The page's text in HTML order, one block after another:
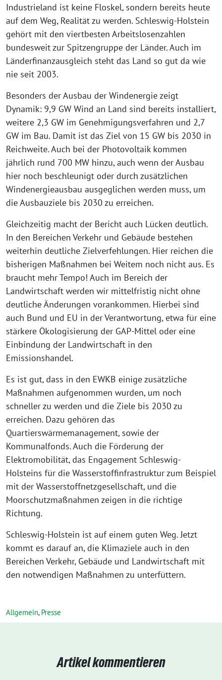
Industrieland ist keine Floskel, sondern bereits heute
auf dem Weg, Realität zu werden. Schleswig-Holstein
gehört mit den viertbesten Arbeitslosenzahlen
bundesweit zur Spitzengruppe der Länder. Auch im
Länderfinanzausgleich steht das Land so gut da wie
nie seit 2003.
Besonders der Ausbau der Windenergie zeigt
Dynamik: 9,9 GW Wind an Land sind bereits installiert,
weitere 2,3 GW im Genehmigungsverfahren und 2,7
GW im Bau. Damit ist das Ziel von 15 GW bis 2030 in
Reichweite. Auch bei der Photovoltaik kommen
jährlich rund 700 MW hinzu, auch wenn der Ausbau
hier noch beschleunigt oder durch zusätzlichen
Windenergieausbau ausgeglichen werden muss, um
die Ausbauziele bis 2030 zu erreichen.
Gleichzeitig macht der Bericht auch Lücken deutlich.
In den Bereichen Verkehr und Gebäude bestehen
weiterhin deutliche Zielverfehlungen. Hier reichen die
bisherigen Maßnahmen bei Weitem noch nicht aus. Es
braucht mehr Tempo! Auch im Bereich der
Landwirtschaft werden wir mittelfristig nicht ohne
deutliche Änderungen vorankommen. Hierbei sind
auch Bund und EU in der Verantwortung, etwa für eine
stärkere Ökologisierung der GAP-Mittel oder eine
Einbindung der Landwirtschaft in den
Emissionshandel.
Es ist gut, dass in den EWKB einige zusätzliche
Maßnahmen aufgenommen wurden, um noch
schneller zu werden und die Ziele bis 2030 zu
erreichen. Dazu gehören das
Quartierswärmemanagement, sowie der
Kommunalfonds. Auch die Förderung der
Elektromobilität, das Engagement Schleswig-
Holsteins für die Wasserstoffinfrastruktur zum Beispiel
mit der Wasserstoffnetzgesellschaft, und die
Moorschutzmaßnahmen zeigen in die richtige
Richtung.
Schleswig-Holstein ist auf einem guten Weg. Jetzt
kommt es darauf an, die Klimaziele auch in den
Bereichen Verkehr, Gebäude und Landwirtschaft mit
den notwendigen Maßnahmen zu unterfüttern.
Allgemein, Presse
Artikel kommentieren